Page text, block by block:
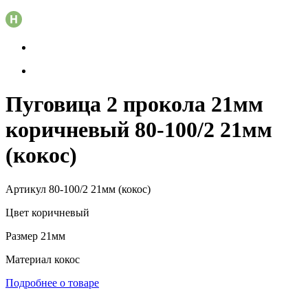
Пуговица 2 прокола 21мм
коричневый 80-100/2 21мм
(кокос)
Артикул 80-100/2 21мм (кокос)
Цвет коричневый
Размер 21мм
Материал кокос
Подробнее о товаре